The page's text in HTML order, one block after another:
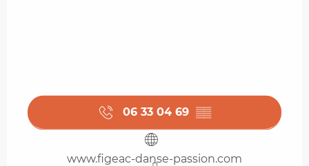
06 33 04 69 ▒▒
www.figeac-danse-passion.com